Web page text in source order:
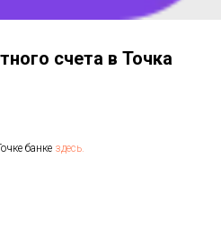
счета в Точка
банке здесь.